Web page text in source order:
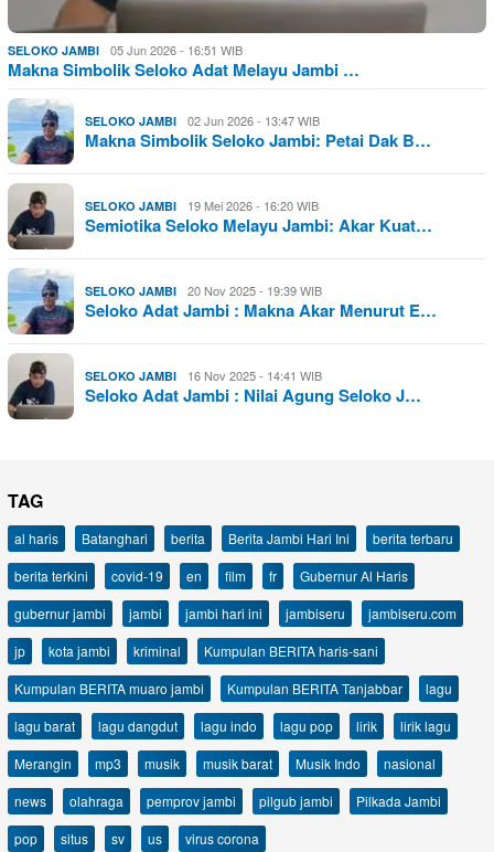
SELOKO JAMBI 05 Jun 2026 - 16:51 WIB
Makna Simbolik Seloko Adat Melayu Jambi …
SELOKO JAMBI 02 Jun 2026 - 13:47 WIB
Makna Simbolik Seloko Jambi: Petai Dak B…
SELOKO JAMBI 19 Mei 2026 - 16:20 WIB
Semiotika Seloko Melayu Jambi: Akar Kuat…
SELOKO JAMBI 20 Nov 2025 - 19:39 WIB
Seloko Adat Jambi : Makna Akar Menurut E…
SELOKO JAMBI 16 Nov 2025 - 14:41 WIB
Seloko Adat Jambi : Nilai Agung Seloko J…
TAG
al haris Batanghari berita Berita Jambi Hari Ini
berita terbaru
berita terkini
covid-19 en film fr
Gubernur Al Haris
gubernur jambi
jambi jambi hari ini jambiseru
jambiseru.com
jp
kota jambi kriminal
Kumpulan BERITA haris-sani
Kumpulan BERITA muaro jambi
Kumpulan BERITA Tanjabbar
lagu
lagu barat
lagu dangdut lagu indo lagu pop lirik
lirik lagu
Merangin
mp3 musik musik barat Musik Indo
nasional
news
olahraga pemprov jambi pilgub jambi
Pilkada Jambi
pop
situs sv us virus corona